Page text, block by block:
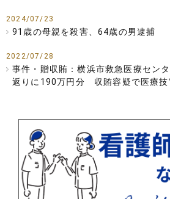
2024/07/23
91歳の母親を殺害、64歳の男逮捕
2022/07/28
事件・贈収賄：横浜市救急医療セン
返りに190万円分 収賄容疑で医療技